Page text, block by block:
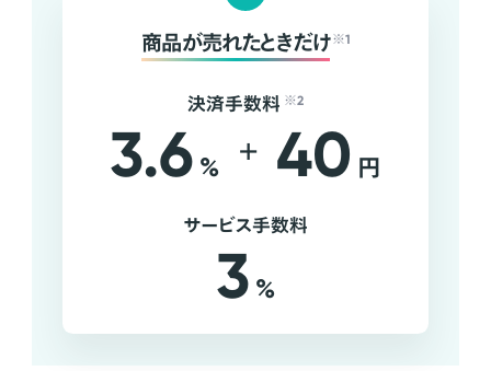
商品が売れたときだけ ※1
決済手数料 ※2
3.6 % + 40 円
サービス手数料
3 %